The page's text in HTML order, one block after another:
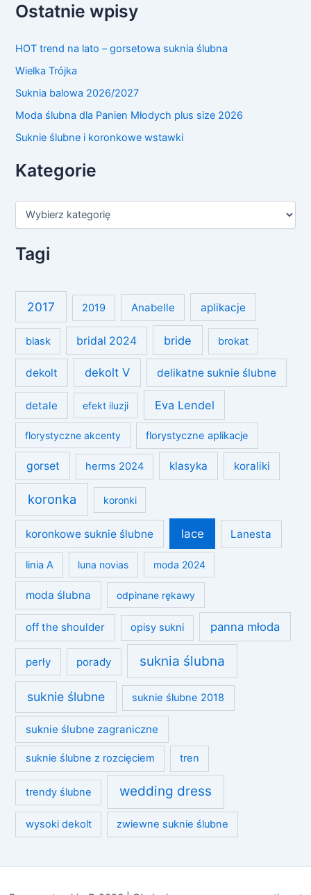
Ostatnie wpisy
HOT trend na lato – gorsetowa suknia ślubna
Wielka Trójka
Suknia balowa 2026/2027
Moda ślubna dla Panien Młodych plus size 2026
Suknie ślubne i koronkowe wstawki
Kategorie
K
e
g
r
Tagi
2017 2019 Anabelle aplikacje
blask bridal 2024 bride brokat
dekolt dekolt V delikatne suknie ślubne
detale efekt iluzji Eva Lendel
florystyczne akcenty florystyczne aplikacje
gorset herms 2024 klasyka koraliki
koronka koronki
koronkowe suknie ślubne lace Lanesta
linia A luna novias moda 2024
moda ślubna odpinane rękawy
off the shoulder opisy sukni panna młoda
perły porady suknia ślubna
suknie ślubne suknie ślubne 2018
suknie ślubne zagraniczne
suknie ślubne z rozcięciem tren
trendy ślubne wedding dress
wysoki dekolt zwiewne suknie ślubne